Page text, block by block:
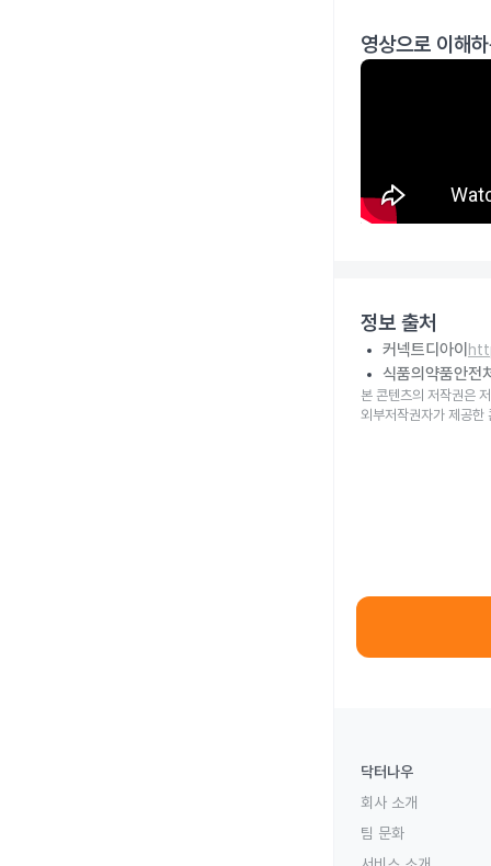
영상으로 이해
정보 출처
커넥트디아이
식품의약품안전
본 콘텐츠의 저작권은
외부저작권자가 제공한
닥터나우
회사 소개
팀 문화